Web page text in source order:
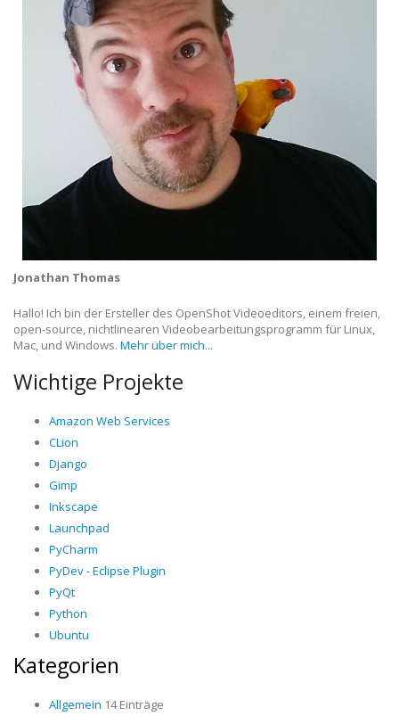
Jonathan Thomas
Hallo! Ich bin der Ersteller des OpenShot Videoeditors, einem freien,
open-source, nichtlinearen Videobearbeitungsprogramm für Linux,
Mac, und Windows. Mehr über mich...
Wichtige Projekte
Amazon Web Services
CLion
Django
Gimp
Inkscape
Launchpad
PyCharm
PyDev - Eclipse Plugin
PyQt
Python
Ubuntu
Kategorien
Allgemein 14 Einträge